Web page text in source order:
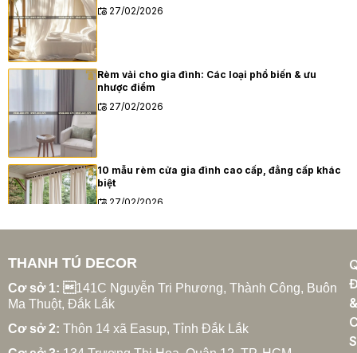
27/02/2026
Rèm vải cho gia đình: Các loại phổ biến & ưu
nhược điểm
27/02/2026
10 mẫu rèm cửa gia đình cao cấp, đẳng cấp khác
biệt
27/02/2026
Xu hướng rèm cửa gia đình hiện đại năm 2025
27/02/2026
THANH TÚ DECOR
Cơ sở 1: 141C Nguyễn Tri Phương, Thành Công, Buôn
Ma Thuột, Đắk Lắk
Cơ sở 2: Thôn 14 xã Easup, Tỉnh Đắk Lắk
&